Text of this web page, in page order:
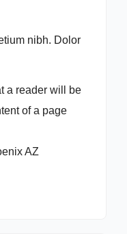
nibh. Dolor
a reader will be
of a page
AZ